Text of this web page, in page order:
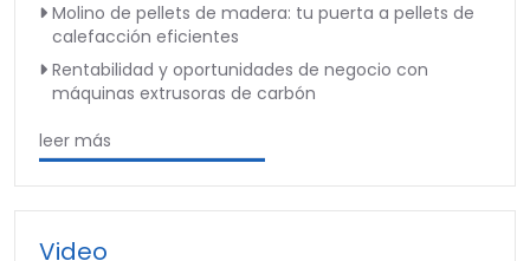
Molino de pellets de madera: tu puerta a pellets de
calefacción eficientes
Rentabilidad y oportunidades de negocio con
máquinas extrusoras de carbón
leer más
Video